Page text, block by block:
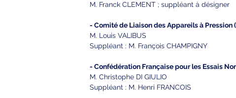
M. Franck CLEMENT ; suppléant à désigner
- Comité de Liaison des Appareils à Pression
M. Louis VALIBUS
Suppléant : M. François CHAMPIGNY
- Confédération Française pour les Essais
M. Christophe DI GIULIO
Suppléant : M. Henri FRANCOIS